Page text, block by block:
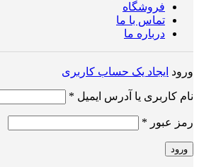
فروشگاه
تماس با ما
درباره ما
ورود ایجاد یک حساب کاربری
نام کاربری یا آدرس ایمیل *
رمز عبور *
ورود